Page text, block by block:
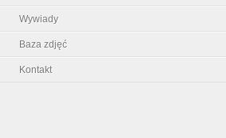
Wywiady
Baza zdjęć
Kontakt